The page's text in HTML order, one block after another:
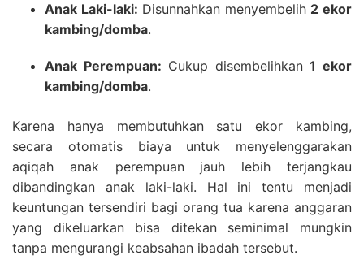
Anak Laki-laki: Disunnahkan menyembelih 2 ekor
kambing/domba.
Anak Perempuan: Cukup disembelihkan1 ekor
kambing/domba.
Karena hanya membutuhkan satu ekor kambing,
secara otomatis biaya untuk menyelenggarakan
aqiqah anak perempuan jauh lebih terjangkau
dibandingkan anak laki-laki. Hal ini tentu menjadi
keuntungan tersendiri bagi orang tua karena anggaran
yang dikeluarkan bisa ditekan seminimal mungkin
tanpa mengurangi keabsahan ibadah tersebut.